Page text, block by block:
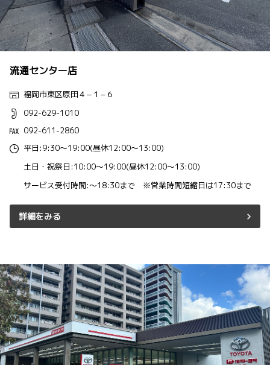
流通センター店
福岡市東区原田４−１−６
092-629-1010
092-611-2860
平日:9:30～19:00(昼休12:00～13:00)
土日・祝祭日:10:00～19:00(昼休12:00～13:00)
サービス受付時間:～18:30まで ※営業時間短縮日は17:30まで
詳細をみる